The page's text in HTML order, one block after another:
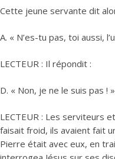
Cette jeune servante dit
A. « N’es-tu pas, toi aussi,
LECTEUR : Il répondit :
D. « Non, je ne le suis pas ! »
LECTEUR : Les serviteurs
faisait froid, ils avaient fait
Pierre était avec eux, en